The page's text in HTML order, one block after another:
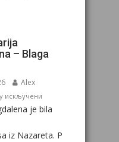
– Blaga
Alex
искљученина
Sveta
Magdalena
je bila
iz Nazareta. P